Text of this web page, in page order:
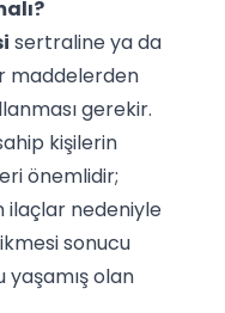
sertraline ya da
maddelerden
gerekir.
kişilerin
önemlidir;
ilaçlar nedeniyle
sonucu
olan